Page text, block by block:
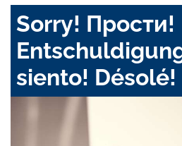
Sorry! Прости!
siento! Désolé!